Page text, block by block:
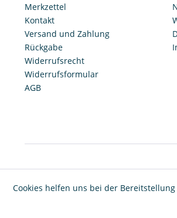
Merkzettel
Kontakt
Versand und Zahlung
Rückgabe
Widerrufsrecht
Widerrufsformular
AGB
Cookies helfen uns bei der